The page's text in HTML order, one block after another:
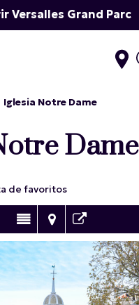
Versalles Grand Parc
Iglesia Notre Dame
Dame
de favoritos